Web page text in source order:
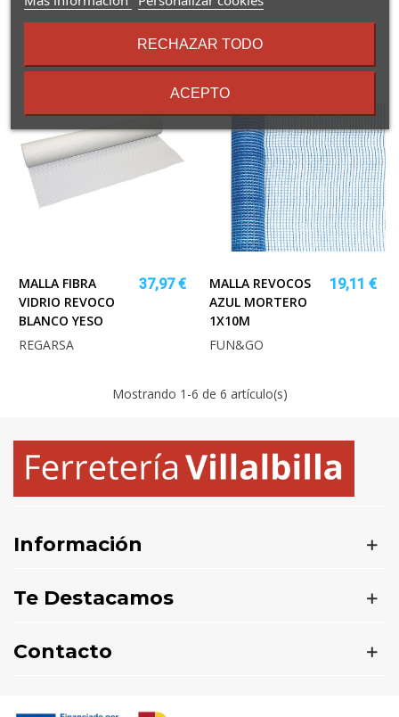
MALLA FIBRA
VIDRIO REVOCO
BLANCO YESO
37,97 €
REGARSA
MALLA REVOCOS
AZUL MORTERO
1X10M
19,11 €
FUN&GO
Mostrando 1 -6 de 6 artículo(s)
Información
Te Destacamos
Contacto
términos
condiciones
RECHAZAR TODO
ACEPTO